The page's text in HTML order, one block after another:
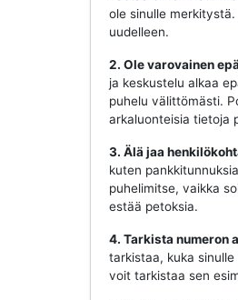
ole sinulle
uudelleen.
2. Ole varovainen
ja keskustelu alkaa
puhelu välittömästi.
arkaluonteisia tietoja
3. Älä jaa
kuten
puhelimitse, vaikka
estää petoksia.
4. Tarkista numeron
tarkistaa, kuka
voit tarkistaa sen